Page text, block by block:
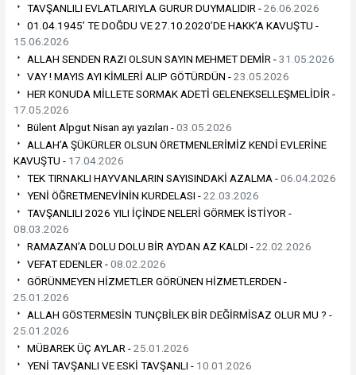
TAVŞANLILI EVLATLARIYLA GURUR DUYMALIDIR -26.06.2026
01.04.1945’ TE DOĞDU VE 27.10.2020’DE HAKK’A KAVUŞTU -
15.06.2026
ALLAH SENDEN RAZI OLSUN SAYIN MEHMET DEMİR -31.05.2026
VAY ! MAYIS AYI KİMLERİ ALIP GÖTÜRDÜN -23.05.2026
HER KONUDA MİLLETE SORMAK ADETİ GELENEKSELLEŞMELİDİR -
17.05.2026
Bülent Alpgut Nisan ayı yazıları -03.05.2026
ALLAH’A ŞÜKÜRLER OLSUN ÖRETMENLERİMİZ KENDİ EVLERİNE
KAVUŞTU - 17.04.2026
TEK TIRNAKLI HAYVANLARIN SAYISINDAKİ AZALMA -06.04.2026
YENİ ÖĞRETMENEVİNİN KURDELASI -22.03.2026
TAVŞANLILI 2026 YILI İÇİNDE NELERİ GÖRMEK İSTİYOR -
08.03.2026
RAMAZAN’A DOLU DOLU BİR AYDAN AZ KALDI -22.02.2026
VEFAT EDENLER -08.02.2026
GÖRÜNMEYEN HİZMETLER GÖRÜNEN HİZMETLERDEN -
25.01.2026
ALLAH GÖSTERMESİN TUNÇBİLEK BİR DEĞİRMİSAZ OLUR MU ? -
25.01.2026
MÜBAREK ÜÇ AYLAR -25.01.2026
YENİ TAVŞANLI VE ESKİ TAVŞANLI - 10.01.2026